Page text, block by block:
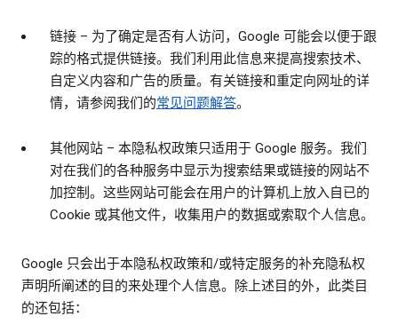
链接 – 为了确定是否有人访问，Google 可能会以便于跟
踪的格式提供链接。我们利用此信息来提高搜索技术、
自定义内容和广告的质量。有关链接和重定向网址的详
情，请参阅我们的常见问题解答。
其他网站 – 本隐私权政策只适用于 Google 服务。我们
对在我们的各种服务中显示为搜索结果或链接的网站不
加控制。这些网站可能会在用户的计算机上放入自已的
Cookie 或其他文件，收集用户的数据或索取个人信息。
Google 只会出于本隐私权政策和/或特定服务的补充隐私权
声明所阐述的目的来处理个人信息。除上述目的外，此类目
的还包括：